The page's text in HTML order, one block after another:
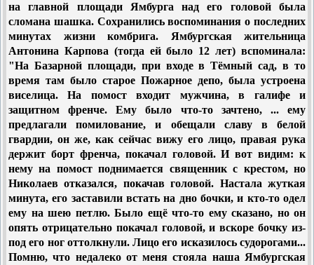
на главной площади Ямбурга над его головой была
сломана шашка. Сохранились воспоминания о последних
минутах жизни комбрига. Ямбургская жительница
Антонина Карпова (тогда ей было 12 лет) вспоминала:
"На Базарной площади, при входе в Тёмный сад, в то
время там было старое Пожарное депо, была устроена
виселица. На помост входит мужчина, в галифе и
защитном френче. Ему было что-то зачтено, ... ему
предлагали помилование, и обещали славу в белой
гвардии, он же, как сейчас вижу его лицо, правая рука
держит борт френча, покачал головой. И вот видим: к
нему на помост поднимается священник с крестом, но
Николаев отказался, покачав головой. Настала жуткая
минута, его заставили встать на дно бочки, и кто-то одел
ему на шею петлю. Было ещё что-то ему сказано, но он
опять отрицательно покачал головой, и вскоре бочку из-
под его ног оттолкнули. Лицо его исказилось судорогами...
Помню, что недалеко от меня стояла наша Ямбургская